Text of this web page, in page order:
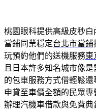
桃園眼科提供高級皮秒白
當鋪同業穩定台北市當鋪
玩預約他們的送機服務東
且日本許多知名城市像是
的包車服務方式借輕鬆
申貸至車價全額的民眾
辦理汽機車借款與免費